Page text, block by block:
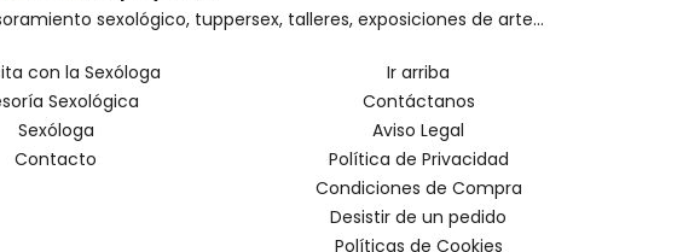
sexológico, tuppersex, talleres, exposiciones de arte...
con la Sexóloga
Sexológica
Sexóloga
Contacto
Ir arriba
Contáctanos
Aviso Legal
Política de Privacidad
Condiciones de Compra
Desistir de un pedido
Políticas de Cookies